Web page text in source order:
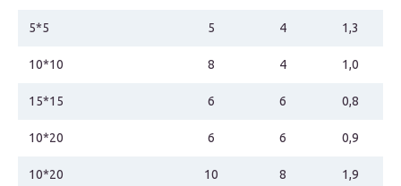
5*5 5 4 1,3
10*10 8 4 1,0
15*15 6 6 0,8
10*20 6 6 0,9
10*20 10 8 1,9